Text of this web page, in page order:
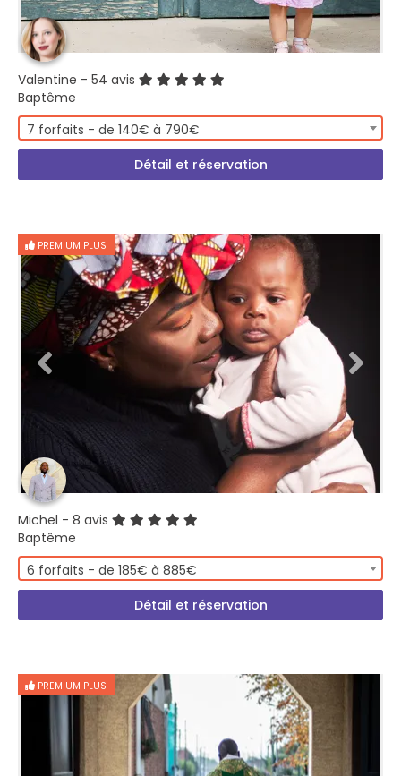
Valentine - 54 avis
Baptême
7 forfaits - de 140€ à 790€
Détail et réservation
PREMIUM PLUS
Michel - 8 avis
Baptême
6 forfaits - de 185€ à 885€
Détail et réservation
PREMIUM PLUS